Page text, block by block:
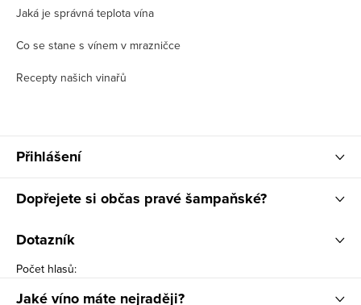
Jaká je správná teplota vína
Co se stane s vínem v mrazničce
Recepty našich vinařů
Přihlášení
Dopřejete si občas pravé šampaňské?
Dotazník
Počet hlasů:
Jaké víno máte nejraději?